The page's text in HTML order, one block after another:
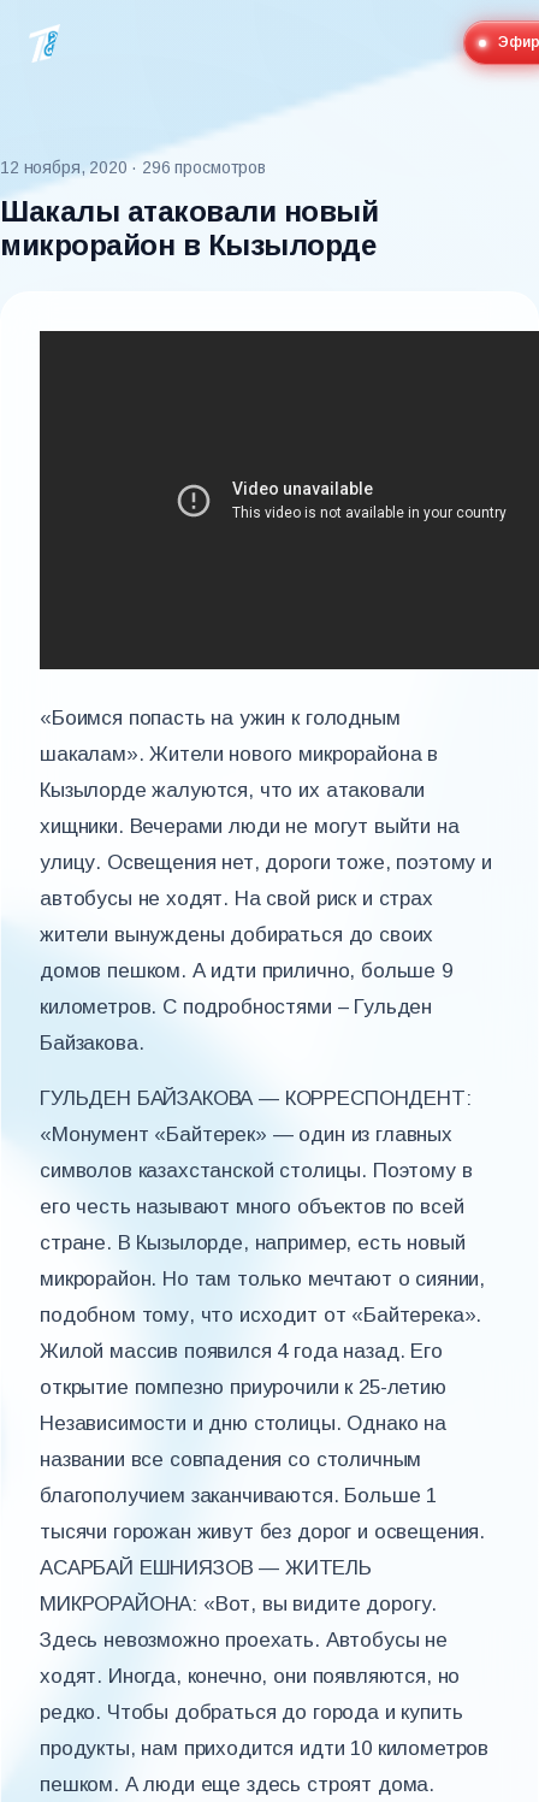
Эфир
12 ноября, 2020 · 296 просмотров
Шакалы атаковали новый
микрорайон в Кызылорде
«Боимся попасть на ужин к голодным
шакалам». Жители нового микрорайона в
Кызылорде жалуются, что их атаковали
хищники. Вечерами люди не могут выйти на
улицу. Освещения нет, дороги тоже, поэтому и
автобусы не ходят. На свой риск и страх
жители вынуждены добираться до своих
домов пешком. А идти прилично, больше 9
километров. С подробностями – Гульден
Байзакова.
ГУЛЬДЕН БАЙЗАКОВА — КОРРЕСПОНДЕНТ:
«Монумент «Байтерек» — один из главных
символов казахстанской столицы. Поэтому в
его честь называют много объектов по всей
стране. В Кызылорде, например, есть новый
микрорайон. Но там только мечтают о сиянии,
подобном тому, что исходит от «Байтерека».
Жилой массив появился 4 года назад. Его
открытие помпезно приурочили к 25-летию
Независимости и дню столицы. Однако на
названии все совпадения со столичным
благополучием заканчиваются. Больше 1
тысячи горожан живут без дорог и освещения.
АСАРБАЙ ЕШНИЯЗОВ — ЖИТЕЛЬ
МИКРОРАЙОНА: «Вот, вы видите дорогу.
Здесь невозможно проехать. Автобусы не
ходят. Иногда, конечно, они появляются, но
редко. Чтобы добраться до города и купить
продукты, нам приходится идти 10 километров
пешком. А люди еще здесь строят дома.